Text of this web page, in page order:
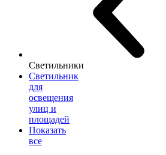
Светильники
Светильник
для
освещения
улиц и
площадей
Показать
все